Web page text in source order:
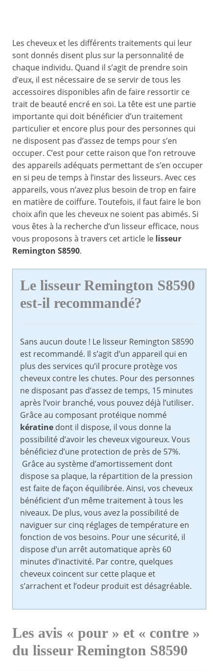
Les cheveux et les différents traitements qui leur
sont donnés disent plus sur la personnalité de
chaque individu. Quand il s’agit de prendre soin
d’eux, il est nécessaire de se servir de tous les
accessoires disponibles afin de faire ressortir ce
trait de beauté encré en soi. La tête est une partie
importante qui doit bénéficier d’un traitement
particulier et encore plus pour des personnes qui
ne disposent pas d’assez de temps pour s’en
occuper. C’est pour cette raison que l’on retrouve
des appareils adéquats permettant de s’en occuper
en si peu de temps à l’instar des lisseurs. Avec ces
appareils, vous n’avez plus besoin de trop en faire
en matière de coiffure. Toutefois, il faut faire le bon
choix afin que les cheveux ne soient pas abimés. Si
vous êtes à la recherche d’un lisseur efficace, nous
vous proposons à travers cet article le lisseur
Remington S8590.
Le lisseur Remington S8590
est-il recommandé?
Sans aucun doute ! Le lisseur Remington S8590
est recommandé. Il s’agit d’un appareil qui en
plus des services qu’il procure protège vos
cheveux contre les chutes. Pour des personnes
ne disposant pas d’assez de temps, 15 minutes
après l’voir branché, vous pouvez déjà l’utiliser.
Grâce au composant protéique nommé
kératine dont il dispose, il vous donne la
possibilité d’avoir les cheveux vigoureux. Vous
bénéficiez d’une protection de près de 57%.
Grâce au système d’amortissement dont
dispose sa plaque, la répartition de la pression
est faite de façon équilibrée. Ainsi, vos cheveux
bénéficient d’un même traitement à tous les
niveaux. De plus, vous avez la possibilité de
naviguer sur cinq réglages de température en
fonction de vos besoins. Pour une sécurité, il
dispose d’un arrêt automatique après 60
minutes d’inactivité. Par contre, quelques
cheveux coincent sur cette plaque et
s’arrachent et l’odeur produit est désagréable.
Les avis « pour » et « contre »
du lisseur Remington S8590